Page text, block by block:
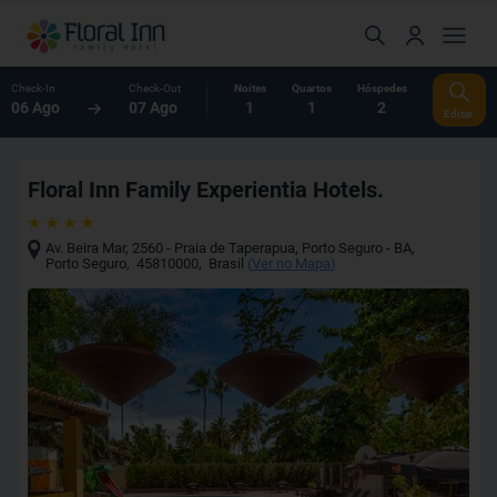
Check-In
06 Ago
Check-Out
07 Ago
Noites
1
Quartos
1
Hóspedes
2 Editar
Floral Inn Family Experientia Hotels.
Av. Beira Mar, 2560 - Praia de Taperapua, Porto Seguro - BA,
Porto Seguro, 45810000, Brasil (Ver no Mapa)